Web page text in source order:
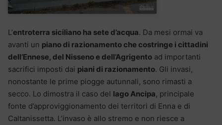
L’entroterra siciliano ha sete d’acqua. Da mesi ormai va
avanti un piano di razionamento che costringe i cittadini
dell’Ennese, del Nisseno e dell’Agrigento ad importanti
sacrifici imposti dai piani di razionamento. Gli invasi,
nonostante le prime piogge autunnali, sono rimasti a
secco. Lo dimostra il caso del lago Ancipa, principale
fonte d’approviggionamento dei territori di Enna e di
Caltanissetta. L’invaso è allo stremo e non riesce a